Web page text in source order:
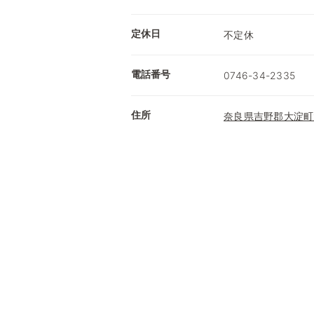
定休日 不定休
電話番号 0746-34-2335
住所 奈良県吉野郡大淀